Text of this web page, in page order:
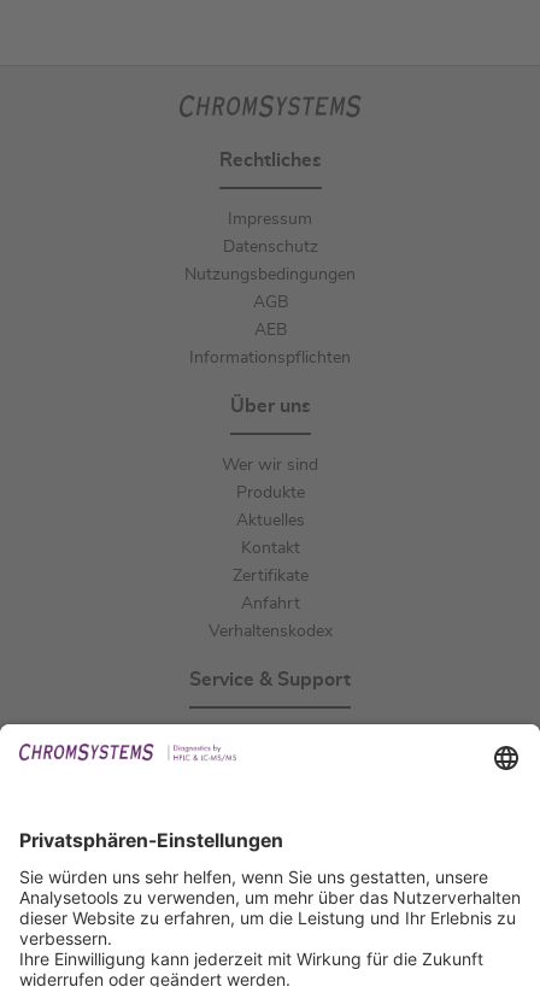
Rechtliches
Impressum
Datenschutz
Nutzungsbedingungen
AGB
AEB
Informationspflichten
Über uns
Wer wir sind
Produkte
Aktuelles
Kontakt
Zertifikate
Anfahrt
Verhaltenskodex
Service & Support
IFU anfordern
Zertifizierungen